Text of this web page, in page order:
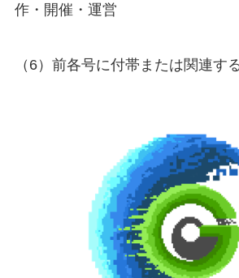
作・開催・運営
（6）前各号に付帯または関連す